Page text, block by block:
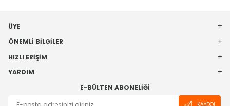
ÜYE
ÖNEMLI BILGILER
HIZLI ERIŞIM
YARDIM
E-BÜLTEN ABONELIĞI